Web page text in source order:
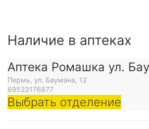
Наличие в аптеках
Аптека Ромашка ул.
Пермь, ул. Баумана, 12
89523176877
Выбрать отделение